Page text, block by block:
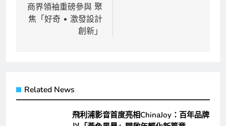
覽
商界領袖重磅參與 聚
焦「好奇 • 激發設計
創新」
Related News
飛利浦影音首度亮相ChinaJoy：百年品牌